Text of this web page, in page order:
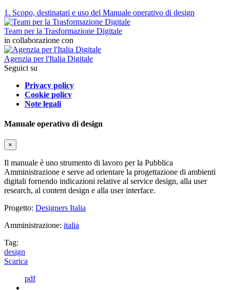
1. Scopo, destinatari e uso del Manuale operativo di design
Team per la Trasformazione Digitale
in collaborazione con
Agenzia per l'Italia Digitale
Seguici su
Privacy policy
Cookie policy
Note legali
Manuale operativo di design
×
Il manuale è uno strumento di lavoro per la Pubblica
Amministrazione e serve ad orientare la progettazione di ambienti
digitali fornendo indicazioni relative al service design, alla user
research, al content design e alla user interface.
Progetto: Designers Italia
Amministrazione: italia
Tag:
design
Scarica
pdf